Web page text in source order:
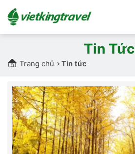
Tin Tức
Trang chủ Tin tức